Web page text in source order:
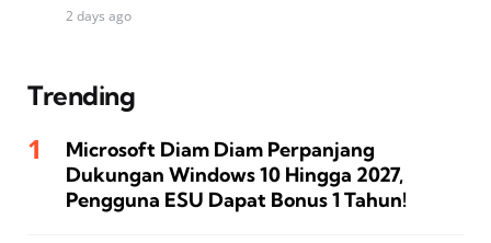
2 days ago
Trending
Microsoft Diam Diam Perpanjang
Dukungan Windows 10 Hingga 2027,
Pengguna ESU Dapat Bonus 1 Tahun!